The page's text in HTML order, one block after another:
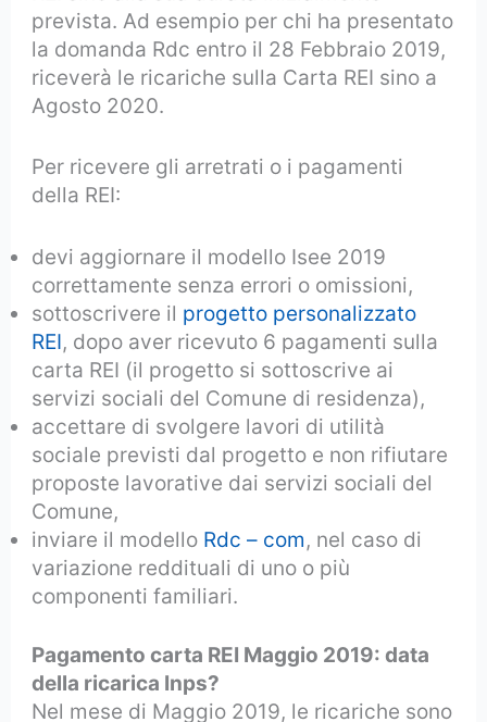
prevista. Ad esempio per chi ha presentato
la domanda Rdc entro il 28 Febbraio 2019,
riceverà le ricariche sulla Carta REI sino a
Agosto 2020.
Per ricevere gli arretrati o i pagamenti
della REI:
devi aggiornare il modello Isee 2019
correttamente senza errori o omissioni,
sottoscrivere il progetto personalizzato
REI, dopo aver ricevuto 6 pagamenti sulla
carta REI (il progetto si sottoscrive ai
servizi sociali del Comune di residenza),
accettare di svolgere lavori di utilità
sociale previsti dal progetto e non rifiutare
proposte lavorative dai servizi sociali del
Comune,
inviare il modello Rdc – com, nel caso di
variazione reddituali di uno o più
componenti familiari.
Pagamento carta REI Maggio 2019: data
della ricarica Inps?
Nel mese di Maggio 2019, le ricariche sono